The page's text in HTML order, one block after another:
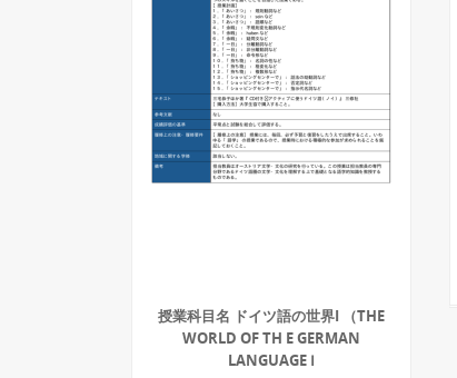
授業科目名 ドイツ語の世界I （THE
WORLD OF TH E GERMAN
LANGUAGE Ⅰ